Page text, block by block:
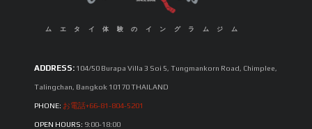
ムエタイ体験のイングラムジム
ADDRESS: 104/50 Burapa Villa 3 Soi 5, Tungmankorn Road, Chimplee,
Talingchan, Bangkok 10170 THAILAND
PHONE: お電話+66-81-804-5201
OPEN HOURS: 9:00-18:00